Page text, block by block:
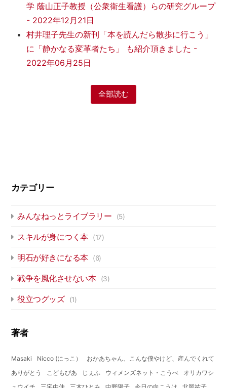
学 蔭山正子教授（公衆衛生看護）らの研究グループ
- 2022年12月21日
村井理子先生の新刊「本を読んだら散歩に行こう」
に「静かなる変革者たち」 も紹介頂きました -
2022年06月25日
全部読む
カテゴリー
みんなねっとライブラリー (5)
スキルが身につく本 (17)
明石が好きになる本 (6)
戦争を風化させない本 (3)
役立つグッズ (1)
著者
Masaki Nicco (にっこ）
おかあちゃん、こんな僕やけど、産んでくれて
ありがとう
こどもぴあ じぇふ ウィメンズネット・こうべ
オリカワシ